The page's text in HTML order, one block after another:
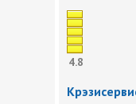
4.8